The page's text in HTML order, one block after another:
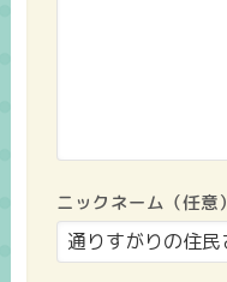
ニックネーム（任意）